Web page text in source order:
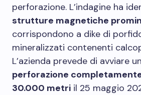
perforazione. L’indagine ha
strutture magnetiche
corrispondono a dike di
mineralizzati contenenti
L’azienda prevede di avviare un
perforazione
30.000 metri il 25 maggio